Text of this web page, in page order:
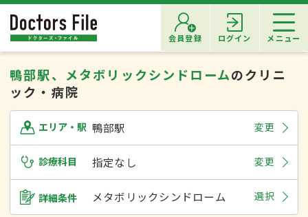
会員登録 ログイン メニュー
鴨部駅、メタボリックシンドロームのクリニ
ック・病院
エリア・駅 鴨部駅 変更
診療科目 指定なし 変更
詳細条件 メタボリックシンドローム 選択